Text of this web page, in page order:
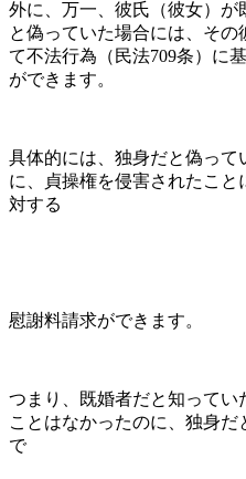
外に、万一、彼氏（彼女）が
と偽っていた場合には、その
て不法行為（民法709条）に
ができます。
具体的には、独身だと偽って
に、貞操権を侵害されたこと
対する
慰謝料請求ができます。
つまり、既婚者だと知ってい
ことはなかったのに、独身だ
で